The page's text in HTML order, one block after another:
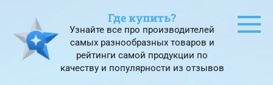
контенту
Где купить?
Узнайте все про производителей
самых разнообразных товаров и
рейтинги самой продукции по
качеству и популярности из отзывов